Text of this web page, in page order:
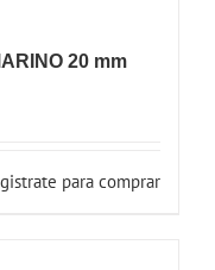
20 mm
para comprar